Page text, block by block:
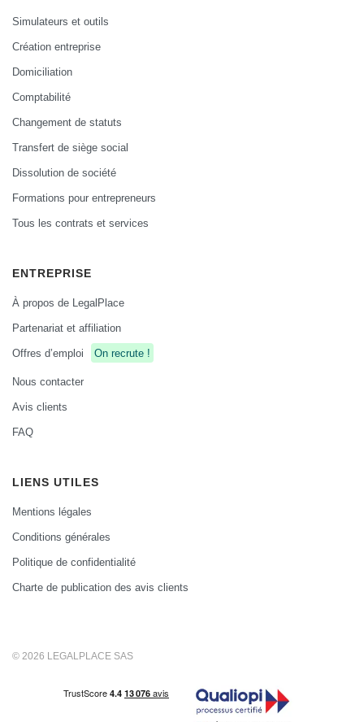
Simulateurs et outils
Création entreprise
Domiciliation
Comptabilité
Changement de statuts
Transfert de siège social
Dissolution de société
Formations pour entrepreneurs
Tous les contrats et services
ENTREPRISE
À propos de LegalPlace
Partenariat et affiliation
Offres d’emploi
On recrute !
Nous contacter
Avis clients
FAQ
LIENS UTILES
Mentions légales
Conditions générales
Politique de confidentialité
Charte de publication des avis clients
© 2026 LEGALPLACE SAS